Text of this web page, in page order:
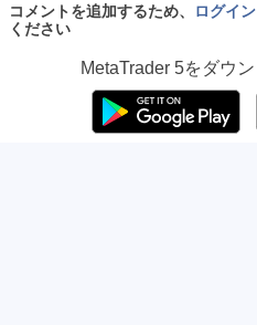
コメントを追加するため、 ログイ
ください
MetaTrader 5をダウ